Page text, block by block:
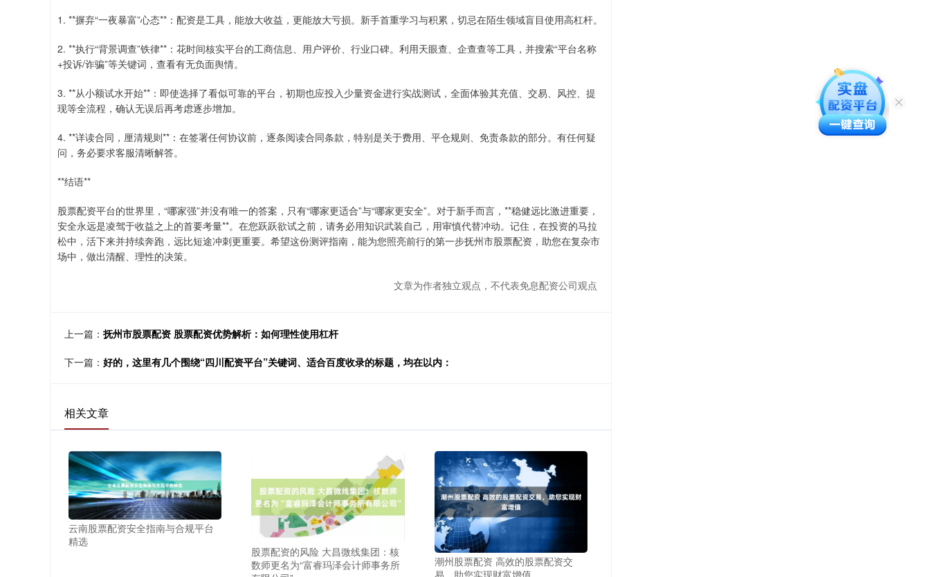
1. **摒弃“一夜暴富”心态**：配资是工具，能放大收益，更能放大亏损。新手首重学习与积累，切忌在陌生领域盲目使用高杠杆。
2. **执行“背景调查”铁律**：花时间核实平台的工商信息、用户评价、行业口碑。利用天眼查、企查查等工具，并搜索“平台名称
+投诉/诈骗”等关键词，查看有无负面舆情。
3. **从小额试水开始**：即使选择了看似可靠的平台，初期也应投入少量资金进行实战测试，全面体验其充值、交易、风控、提
现等全流程，确认无误后再考虑逐步增加。
4. **详读合同，厘清规则**：在签署任何协议前，逐条阅读合同条款，特别是关于费用、平仓规则、免责条款的部分。有任何疑
问，务必要求客服清晰解答。
**结语**
股票配资平台的世界里，“哪家强”并没有唯一的答案，只有“哪家更适合”与“哪家更安全”。对于新手而言，**稳健远比激进重要，
安全永远是凌驾于收益之上的首要考量**。在您跃跃欲试之前，请务必用知识武装自己，用审慎代替冲动。记住，在投资的马拉
松中，活下来并持续奔跑，远比短途冲刺更重要。希望这份测评指南，能为您照亮前行的第一步抚州市股票配资，助您在复杂市
场中，做出清醒、理性的决策。
文章为作者独立观点，不代表免息配资公司观点
上一篇： 抚州市股票配资 股票配资优势解析：如何理性使用杠杆
下一篇： 好的，这里有几个围绕“四川配资平台”关键词、适合百度收录的标题，均在以内：
相关文章
云南股票配资安全指南与合规平台
精选
股票配资的风险 大昌微线集团：核
数师更名为“富睿玛泽会计师事务所
潮州股票配资 高效的股票配资交